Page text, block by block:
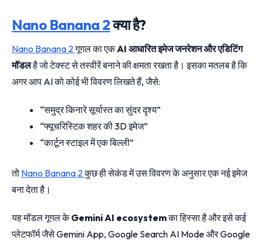
Nano Banana 2क्या है?
Nano Banana 2गूगल का एकAI आधारित इमेज जनरेशन और एडिटिंग
मॉडलहै जो टेक्स्ट से तस्वीरें बनाने की क्षमता रखता है। इसका मतलब है कि
अगर आप AI को कोई भी विवरण लिखते हैं, जैसे:
“समुद्र किनारे सूर्यास्त का सुंदर दृश्य”
“फ्यूचरिस्टिक शहर की 3D इमेज”
“कार्टून स्टाइल में एक बिल्ली”
तो Nano Banana 2कुछ ही सेकंड में उस विवरण के अनुसार एक नई इमेज
बना देता है।
यह मॉडल गूगल केGemini AI ecosystemका हिस्सा है और इसे कई
प्लेटफॉर्म जैसे Gemini App, Google Search AI Mode और Google